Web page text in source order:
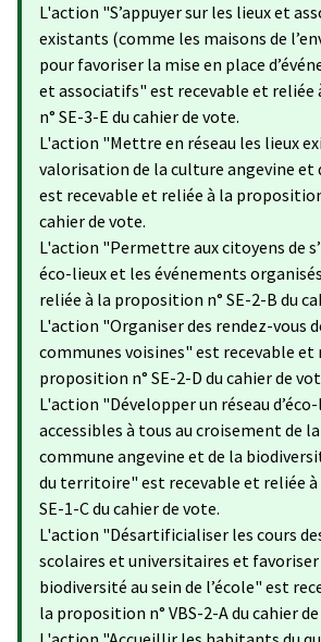
L'action "S’appuyer sur les lieux et
existants (comme les maisons de
pour favoriser la mise en place
et associatifs​" est recevable et
n° SE-3-E du cahier de vote.
L'action "Mettre en réseau les lieux
valorisation de la culture angevine et
est recevable et reliée à la proposition
cahier de vote.
L'action "Permettre aux citoyens de
éco-lieux et les événements
reliée à la proposition n° SE-2-B du
L'action "Organiser des rendez-vous
communes voisines​" est recevable et
proposition n° SE-2-D du cahier de
L'action "Développer un réseau
accessibles à tous au croisement de
commune angevine et de la
du territoire" est recevable et reliée
SE-1-C du cahier de vote.
L'action "Désartificialiser les cours
scolaires et universitaires et favoriser
biodiversité au sein de l’école" est
la proposition n° VBS-2-A du cahier